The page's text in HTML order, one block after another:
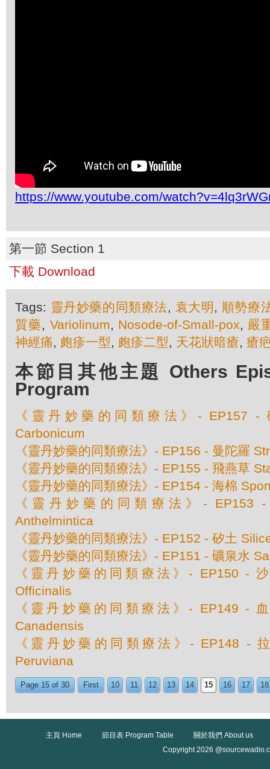
https://www.youtube.com/
第一節 Section 1
下載 Download
Tags: 靈丹妙藥的同類療法, 袁大明 , 順勢療
質藥, Variolinum, Nosode-of-Small-pox, 嚴
神經痛, 皰疹一型, 皰疹二型, 天花狀暗瘡, 瘡
本節目其他主題 Others
Program
《靈丹妙藥的同類療法》- EP157 -
Carbonicum
《靈丹妙藥的同類療法》- EP156 - 曼陀羅
《靈丹妙藥的同類療法》- EP155 - 飛燕草
《靈丹妙藥的同類療法》- EP154 - 海棉
《靈丹妙藥的同類療法》- EP153
Anthelmintica
《靈丹妙藥的同類療法》- EP152 - 矽土
《靈丹妙藥的同類療法》- EP151 - 礦泉水
《靈丹妙藥的同類療法》- EP150 -
Officinalis
《靈丹妙藥的同類療法》- EP149 -
Canadensis
《靈丹妙藥的同類療法》- EP148 -
Peruviana
Page 15 of 30 First 10 11 12 13 14 15 16 17 18
主頁 Home 節目表 Program Table
關於我們 About us
Copyright 2026